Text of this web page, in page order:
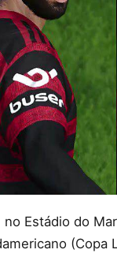
Estádio do
(Copa